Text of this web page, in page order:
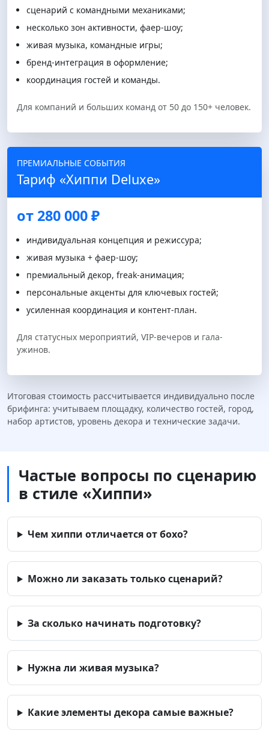
сценарий с командными механиками;
несколько зон активности, фаер-шоу;
живая музыка, командные игры;
бренд-интеграция в оформление;
координация гостей и команды.
Для компаний и больших команд от 50 до 150+ человек.
ПРЕМИАЛЬНЫЕ СОБЫТИЯ
Тариф «Хиппи Deluxe»
от 280 000 ₽
индивидуальная концепция и режиссура;
живая музыка + фаер-шоу;
премиальный декор, freak-анимация;
персональные акценты для ключевых гостей;
усиленная координация и контент-план.
Для статусных мероприятий, VIP-вечеров и гала-
ужинов.
Итоговая стоимость рассчитывается индивидуально после
брифинга: учитываем площадку, количество гостей, город,
набор артистов, уровень декора и технические задачи.
Частые вопросы по сценарию
в стиле «Хиппи»
Чем хиппи отличается от бохо?
Можно ли заказать только сценарий?
За сколько начинать подготовку?
Нужна ли живая музыка?
Какие элементы декора самые важные?